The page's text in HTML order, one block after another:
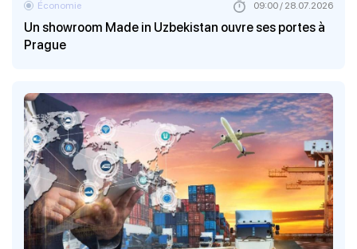
Un showroom Made in Uzbekistan ouvre ses portes à
Prague
Économie 09:00 / 28.07.2026